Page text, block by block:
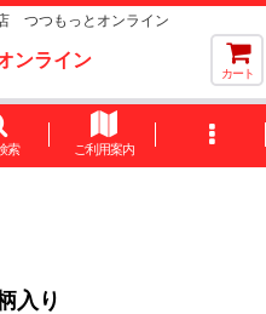
つつもっとオンライン
ンライン
カート
索 ご利用案内
入り